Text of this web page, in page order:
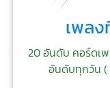
เพล
20 อันดับ คอร์ดเ
อันดับทุกวัน (